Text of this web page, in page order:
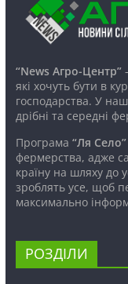
“News Агро-Центр”
які хочуть бути в
господарства. У
дрібні та середні
Програма “Ля Село”
фермерства, адже
країну на шляху до
зроблять усе, щоб
максимально
РОЗДІЛИ